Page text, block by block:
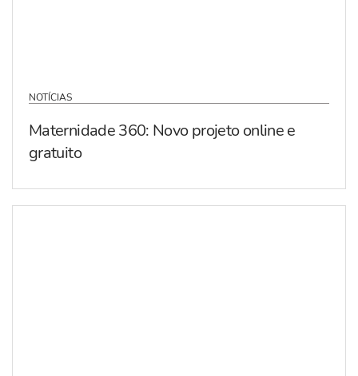
NOTÍCIAS
Maternidade 360: Novo projeto online e
gratuito